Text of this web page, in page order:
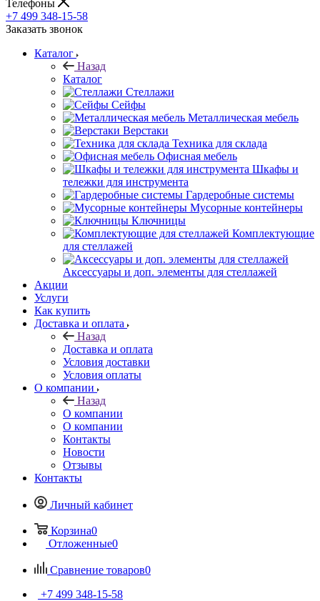
Телефоны
+7 499 348-15-58
Заказать звонок
Каталог
Назад
Каталог
Стеллажи
Сейфы
Металлическая мебель
Верстаки
Техника для склада
Офисная мебель
Шкафы и
тележки для инструмента
Гардеробные системы
Мусорные контейнеры
Ключницы
Комплектующие
для стеллажей
Аксессуары и доп. элементы для стеллажей
Акции
Услуги
Как купить
Доставка и оплата
Назад
Доставка и оплата
Условия доставки
Условия оплаты
О компании
Назад
О компании
О компании
Контакты
Новости
Отзывы
Контакты
Личный кабинет
Корзина0
Отложенные0
Сравнение товаров0
+7 499 348-15-58